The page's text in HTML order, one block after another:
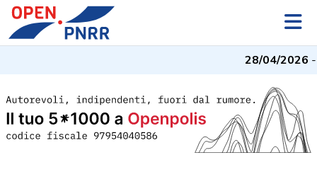
28/04/2026-